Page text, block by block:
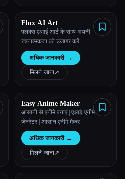
Flux AI Art
फ्लक्स एआई आर्ट के साथ अपनी
रचनात्मकता को उजागर करें
अधिक जानकारी →
मिलने जाना↗︎
Easy Anime Maker
आसानी से एनीमे बनाएं | एआई एनीमे
जेनरेटर | आसान एनीमे मेकर
अधिक जानकारी →
मिलने जाना↗︎